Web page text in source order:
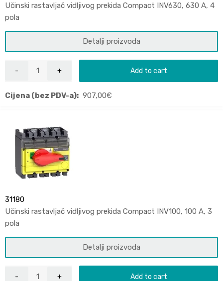
Učinski rastavljač vidljivog prekida Compact INV630, 630 A, 4
pola
Detalji proizvoda
Add to cart
Cijena (bez PDV-a): 907,00€
31180
Učinski rastavljač vidljivog prekida Compact INV100, 100 A, 3
pola
Detalji proizvoda
Add to cart